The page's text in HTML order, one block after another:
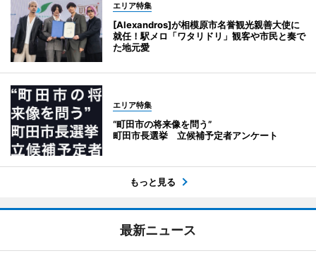
エリア特集
[Alexandros]が相模原市名誉観光親善大使に
就任！駅メロ「ワタリドリ」観客や市民と奏で
た地元愛
エリア特集
“町田市の将来像を問う”
町田市長選挙 立候補予定者アンケート
もっと見る
最新ニュース